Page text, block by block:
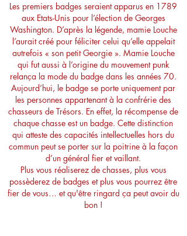
Les premiers badges seraient apparus en 1789
aux Etats-Unis pour l’élection de Georges
Washington. D’après la légende, mamie Louche
l’aurait créé pour féliciter celui qu’elle appelait
autrefois « son petit Georgie ». Mamie Louche
qui fut aussi à l’origine du mouvement punk
relança la mode du badge dans les années 70.
Aujourd’hui, le badge se porte uniquement par
les personnes appartenant à la confrérie des
chasseurs de Trésors. En effet, la récompense de
chaque chasse est un badge. Cette distinction
qui atteste des capacités intellectuelles hors du
commun peut se porter sur la poitrine à la façon
d’un général fier et vaillant.
Plus vous réaliserez de chasses, plus vous
possèderez de badges et plus vous pourrez être
fier de vous… et qu'être ringard ça peut avoir du
bon !